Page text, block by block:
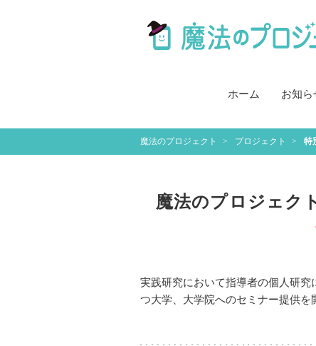
ホーム お知ら
魔法のプロジェクト プロジェクト 特
魔法のプロジェク
実践研究において指導者の個人研
つ大学、大学院へのセミナー提供を